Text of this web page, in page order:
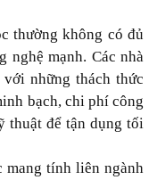
thường không có đủ
nghệ mạnh. Các nhà
những thách thức
bạch, chi phí công
thuật để tận dụng tối
mang tính liên ngành